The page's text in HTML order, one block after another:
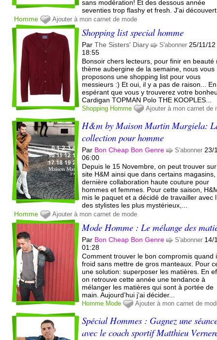
sans modération! Et des dessous année
seventies trop flashy et fresh. J'ai
Homme
Ajouter à mon carnet de mode
Shopping list special homme
ParThe Sisters' Diary S'abonner 25/11/12
18:55
Bonsoir chers lecteurs, pour finir en beauté
thème aubergine de la semaine, nous vous
proposons une shopping list pour vous
messieurs :) Et oui, il y a pas de raison... En
espérant que vous y trouverez votre
Cardigan TOPMAN Polo THE KOOPLES...
Shopping Homme Ajouter à mon carnet de
H&m by Maison Martin Margiela:
collection pour homme
Par Bon Cheap Bon Genre S'abonner 23/
06:00
Depuis le 15 Novembre, on peut trouver
site H&M ainsi que dans certains magasins,
dernière collaboration haute couture pour
hommes et femmes. Pour cette saison,
mis le paquet et a décidé de travailler avec
des stylistes les plus mystérieux,...
Homme
Ajouter à mon carnet de mode
Mode Homme : Le mélange des
Par Bon Cheap Bon Genre S'abonner 14/
01:28
Comment trouver le bon compromis quand
froid sans mettre de gros manteaux. Pour
une solution: superposer les matières. En
on retrouve cette année une tendance à
mélanger les matières qui sont à portée de
main. Aujourd’hui j’ai décider...
Homme Mode Ajouter à mon carnet de
Spécial Hommes : Gagnez une
avec le coach sportif Matthieu